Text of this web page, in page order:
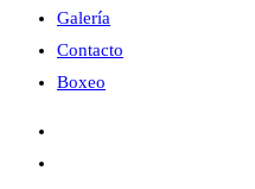
Galería
Contacto
Boxeo